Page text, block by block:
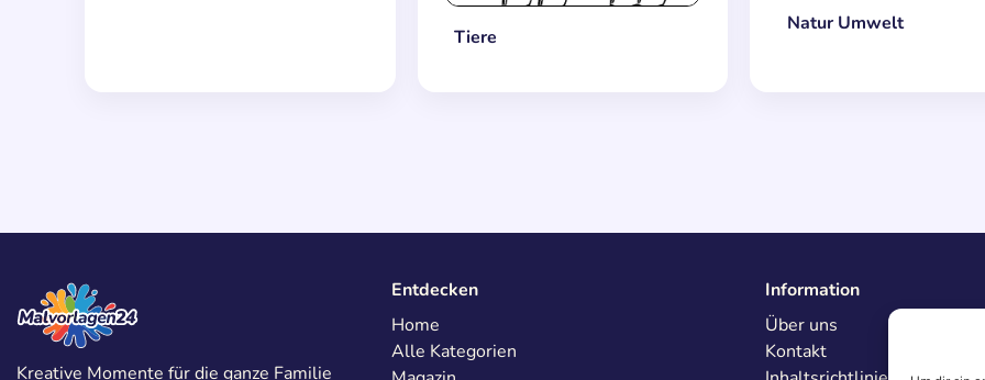
Tiere
Natur Umwelt
Kreative Momente für die ganze Familie
Entdecken
Home
Alle Kategorien
Information
Über uns
Kontakt